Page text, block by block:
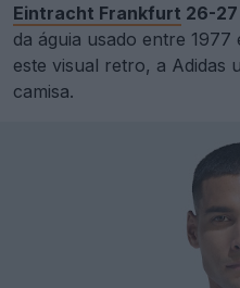
Eintracht Frankfurt 26-27
da águia usado entre
este visual retro, a Adidas
camisa.